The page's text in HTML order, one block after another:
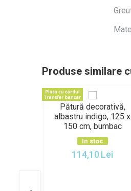
Produse similare
Pătură decorativă,
albastru indigo, 125 x
150 cm, bumbac
In stoc
114,10 Lei